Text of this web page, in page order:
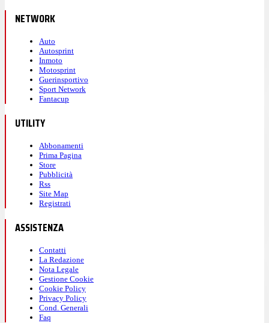
NETWORK
Auto
Autosprint
Inmoto
Motosprint
Guerinsportivo
Sport Network
Fantacup
UTILITY
Abbonamenti
Prima Pagina
Store
Pubblicità
Rss
Site Map
Registrati
ASSISTENZA
Contatti
La Redazione
Nota Legale
Gestione Cookie
Cookie Policy
Privacy Policy
Cond. Generali
Faq